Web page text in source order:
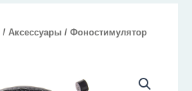
/ Аксессуары / Фоностимулятор